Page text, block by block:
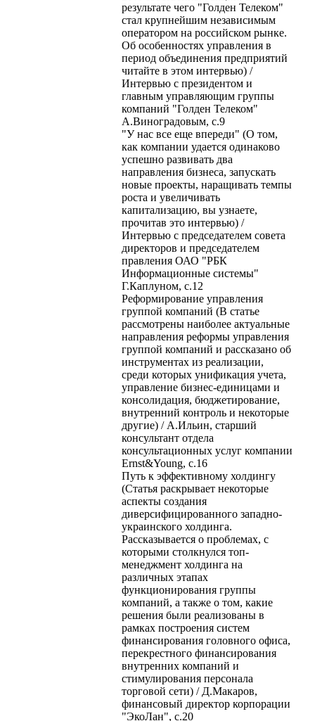
результате чего "Голден Телеком"
стал крупнейшим независимым
оператором на российском рынке.
Об особенностях управления в
период объединения предприятий
читайте в этом интервью) /
Интервью с президентом и
главным управляющим группы
компаний "Голден Телеком"
А.Виноградовым, с.9
"У нас все еще впереди" (О том,
как компании удается одинаково
успешно развивать два
направления бизнеса, запускать
новые проекты, наращивать темпы
роста и увеличивать
капитализацию, вы узнаете,
прочитав это интервью) /
Интервью с председателем совета
директоров и председателем
правления ОАО "РБК
Информационные системы"
Г.Каплуном, с.12
Реформирование управления
группой компаний (В статье
рассмотрены наиболее актуальные
направления реформы управления
группой компаний и рассказано об
инструментах из реализации,
среди которых унификация учета,
управление бизнес-единицами и
консолидация, бюджетирование,
внутренний контроль и некоторые
другие) / А.Ильин, старший
консультант отдела
консультационных услуг компании
Ernst&Young, с.16
Путь к эффективному холдингу
(Статья раскрывает некоторые
аспекты создания
диверсифицированного западно-
украинского холдинга.
Рассказывается о проблемах, с
которыми столкнулся топ-
менеджмент холдинга на
различных этапах
функционирования группы
компаний, а также о том, какие
решения были реализованы в
рамках построения систем
финансирования головного офиса,
перекрестного финансирования
внутренних компаний и
стимулирования персонала
торговой сети) / Д.Макаров,
финансовый директор корпорации
"ЭкоЛан", с.20